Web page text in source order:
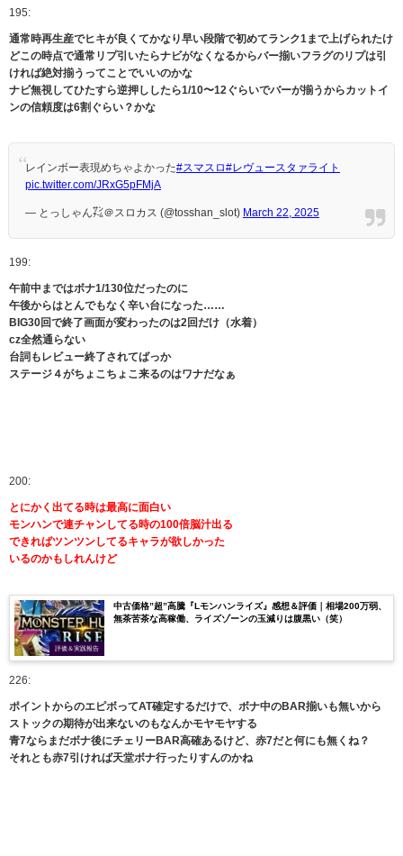
195:
通常時再生産でヒキが良くてかなり早い段階で初めてランク1まで上げられたけ
どこの時点で通常リプ引いたらナビがなくなるからバー揃いフラグのリプは引
ければ絶対揃うってことでいいのかな
ナビ無視してひたすら逆押ししたら1/10〜12ぐらいでバーが揃うからカットイ
ンの信頼度は6割ぐらい？かな
レインボー表現めちゃよかった#スマスロ#レヴュースタァライト
pic.twitter.com/JRxG5pFMjA
— とっしゃん㌠＠スロカス (@tosshan_slot) March 22, 2025
199:
午前中まではボナ1/130位だったのに
午後からはとんでもなく辛い台になった……
BIG30回で終了画面が変わったのは2回だけ（水着）
cz全然通らない
台詞もレビュー終了されてばっか
ステージ４がちょこちょこ来るのはワナだなぁ
200:
とにかく出てる時は最高に面白い
モンハンで連チャンしてる時の100倍脳汁出る
できればツンツンしてるキャラが欲しかった
いるのかもしれんけど
評価＆実践報告
中古価格”超”高騰『Lモンハンライズ』感想＆評価｜相場200万弱、
無茶苦茶な高稼働、ライズゾーンの玉減りは腹黒い（笑）
226:
ポイントからのエピボってAT確定するだけで、ボナ中のBAR揃いも無いから
ストックの期待が出来ないのもなんかモヤモヤする
青7ならまだボナ後にチェリーBAR高確あるけど、赤7だと何にも無くね？
それとも赤7引ければ天堂ボナ行ったりすんのかね